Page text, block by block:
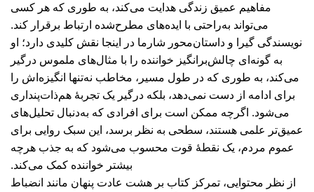
مفاهیم عمیق زندگی هدایت می‌کند، به طوری که هر کسی
می‌تواند به‌راحتی با ایده‌های مطرح‌شده ارتباط برقرار کند.
نویسندگی گیرا و داستان‌محور شارما در اینجا نقش کلیدی دارد؛ او
به گونه‌ای چالش‌برانگیز خواننده را با مثال‌های ملموس درگیر
می‌کند، به طوری که در طول مسیر، مخاطب نه‌تنها انگیزه‌اش را
برای ادامه از دست نمی‌دهد، بلکه درگیر یک تجربۀ هم‌ذات‌پنداری
می‌شود. اگرچه ممکن است برای افرادی که به‌دنبال تحلیل‌های
عمیق‌تر علمی هستند، سطحی به نظر برسد، این سبک روایی برای
عموم مردم، یک نقطۀ قوت محسوب می‌شود که به جذب هرچه
بیشتر خواننده کمک می‌کند.
از نظر محتوایی، تمرکز کتاب بر هشت عادت پنهان مانند انضباط